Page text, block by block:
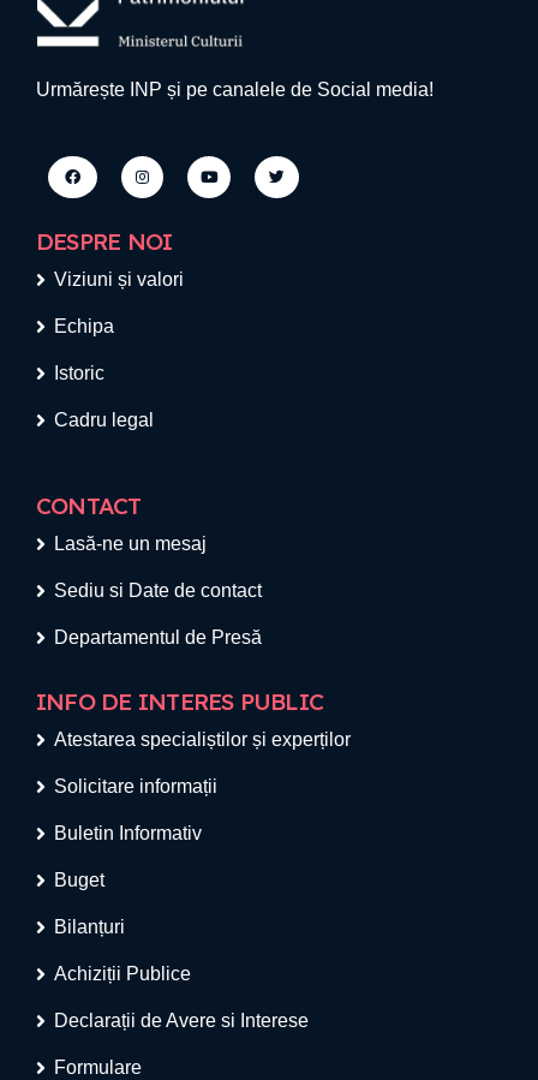
Urmărește INP și pe canalele de Social media!
DESPRE NOI
Viziuni și valori
Echipa
Istoric
Cadru legal
CONTACT
Lasă-ne un mesaj
Sediu si Date de contact
Departamentul de Presă
INFO DE INTERES PUBLIC
Atestarea specialiștilor și experților
Solicitare informații
Buletin Informativ
Buget
Bilanțuri
Achiziții Publice
Declarații de Avere si Interese
Formulare